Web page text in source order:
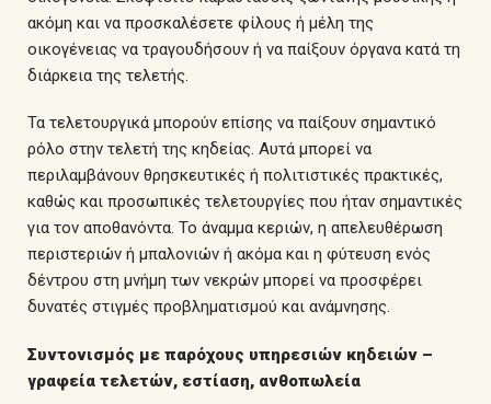
ακόμη και να προσκαλέσετε φίλους ή μέλη της
οικογένειας να τραγουδήσουν ή να παίξουν όργανα κατά τη
διάρκεια της τελετής.
Τα τελετουργικά μπορούν επίσης να παίξουν σημαντικό
ρόλο στην τελετή της κηδείας. Αυτά μπορεί να
περιλαμβάνουν θρησκευτικές ή πολιτιστικές πρακτικές,
καθώς και προσωπικές τελετουργίες που ήταν σημαντικές
για τον αποθανόντα. Το άναμμα κεριών, η απελευθέρωση
περιστεριών ή μπαλονιών ή ακόμα και η φύτευση ενός
δέντρου στη μνήμη των νεκρών μπορεί να προσφέρει
δυνατές στιγμές προβληματισμού και ανάμνησης.
Συντονισμός με παρόχους υπηρεσιών κηδειών –
γραφεία τελετών, εστίαση, ανθοπωλεία